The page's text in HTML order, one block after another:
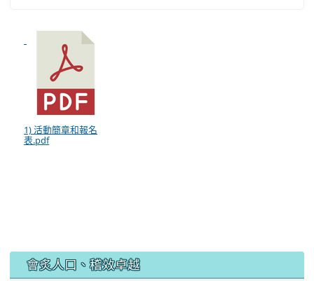
1) 活動簡章和報名
表.pdf
會炙人口、稽效卓越